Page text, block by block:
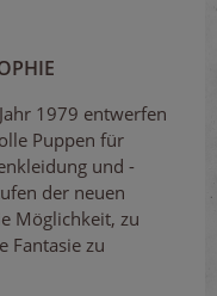
1979 entwerfen
Puppen für
und -
der neuen
Möglichkeit, zu
Fantasie zu